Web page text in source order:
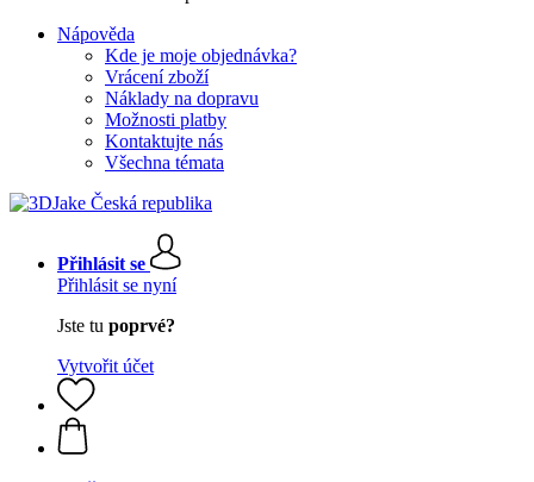
Nápověda
Kde je moje objednávka?
Vrácení zboží
Náklady na dopravu
Možnosti platby
Kontaktujte nás
Všechna témata
Přihlásit se
Přihlásit se nyní
Jste tu poprvé?
Vytvořit účet